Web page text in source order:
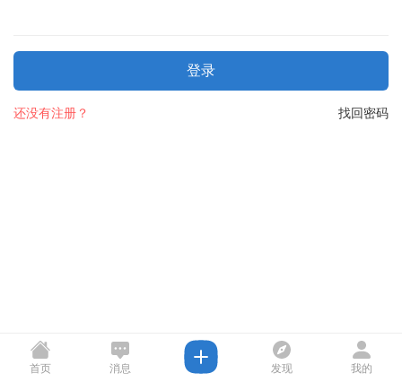
登录
找回密码
还没有注册？
首页 消息 发现 我的